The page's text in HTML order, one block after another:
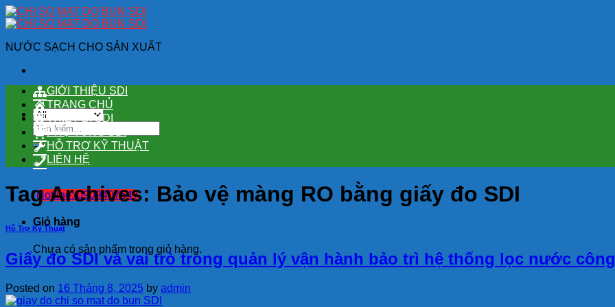
Skip
to
NƯỚC SẠCH CHO SẢN XUẤT
Tìm
kiếm:
Hotline: 0909407547
Giỏ hàng
Chưa có sản phẩm trong giỏ hàng.
GIỚI THIỆU SDI
TRANG CHỦ
THIẾT BỊ SDI
PHỤ TÙNG SDI
HỖ TRỢ KỸ THUẬT
LIÊN HỆ
Tag Archives: Bảo vệ màng RO bằng giấy đo SDI
Hỗ Trợ Kỹ Thuật
Giấy đo SDI và vai trò trong quản lý vận hành bảo trì hệ thống lọc nước
Posted on 16 Tháng 8, 2025 by admin